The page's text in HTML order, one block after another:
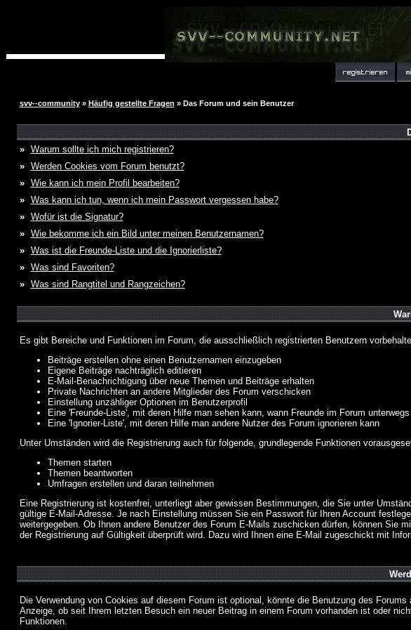
svv--community» Häufig gestellte Fragen » Das Forum und sein Benutzer
»
Warum sollte ich mich registrieren?
»
Werden Cookies vom Forum benutzt?
»
Wie kann ich mein Profil bearbeiten?
»
Was kann ich tun, wenn ich mein Passwort vergessen habe?
»
Wofür ist die Signatur?
»
Wie bekomme ich ein Bild unter meinen Benutzernamen?
»
Was ist die Freunde-Liste und die Ignorierliste?
»
Was sind Favoriten?
»
Was sind Rangtitel und Rangzeichen?
Es gibt Bereiche und Funktionen im Forum, die ausschließlich registrierten Benutzern
Beiträge erstellen ohne einen Benutzernamen einzugeben
Eigene Beiträge nachträglich editieren
E-Mail-Benachrichtigung über neue Themen und Beiträge erhalten
Private Nachrichten an andere Mitglieder des Forum verschicken
Einstellung unzähliger Optionen im Benutzerprofil
Eine 'Freunde-Liste', mit deren Hilfe man sehen kann, wann Freunde im Forum
Eine 'Ignorier-Liste', mit deren Hilfe man andere Nutzer des Forum ignorieren kann
Unter Umständen wird die Registrierung auch für folgende, grundlegende Funktionen
Themen starten
Themen beantworten
Umfragen erstellen und daran teilnehmen
Eine Registrierung ist kostenfrei, unterliegt aber gewissen Bestimmungen, die Sie unter
gültige E-Mail-Adresse. Je nach Einstellung müssen Sie ein Passwort für Ihren Account
weitergegeben. Ob Ihnen andere Benutzer des Forum E-Mails zuschicken dürfen, können Sie
der Registrierung auf Gültigkeit überprüft wird. Dazu wird Ihnen eine E-Mail zugeschickt mit
Die Verwendung von Cookies auf diesem Forum ist optional, könnte die Benutzung des
Anzeige, ob seit Ihrem letzten Besuch ein neuer Beitrag in einem Forum vorhanden ist oder
Funktionen.